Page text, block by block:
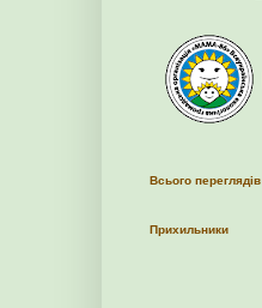
Всього переглядів
Прихильники